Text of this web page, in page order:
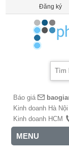
Đăng ký
Báo giá
Kinh doanh Hà Nội
Kinh doanh HCM
MENU